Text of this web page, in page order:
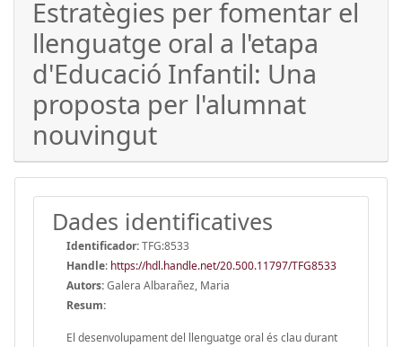
Estratègies per fomentar el
llenguatge oral a l'etapa
d'Educació Infantil: Una
proposta per l'alumnat
nouvingut
Dades identificatives
Identificador:TFG:8533
Handle: https://hdl.handle.net/20.500.11797/TFG8533
Autors:Galera Albarañez, Maria
Resum:
El desenvolupament del llenguatge oral és clau durant